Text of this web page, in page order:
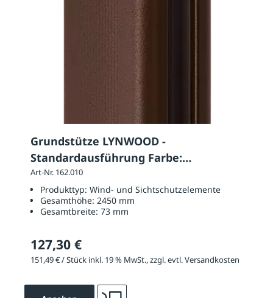
Grundstütze LYNWOOD -
Standardausführung Farbe:
nussbraun
Art-Nr. 162.010
Produkttyp: Wind- und Sichtschutzelemente
Gesamthöhe: 2450 mm
Gesamtbreite: 73 mm
127,30 €
151,49 € / Stück inkl. 19 % MwSt., zzgl. evtl. Versandkosten